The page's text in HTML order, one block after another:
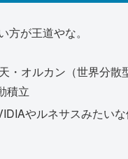
方が王道やな。
・オルカン（世界分散
積立
やルネサスみたい